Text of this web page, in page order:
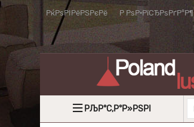
РќРѕРІРёРЅРєРё
Р РѕР·РїСЂРѕРґР°Р¶
РЉР°С‚Р°Р»РЅРІ